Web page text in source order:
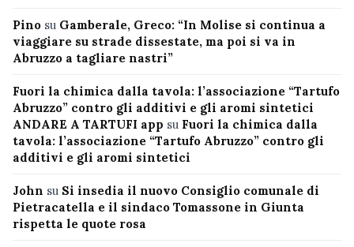
Pino su Gamberale, Greco: “In Molise si continua a
viaggiare su strade dissestate, ma poi si va in
Abruzzo a tagliare nastri”
Fuori la chimica dalla tavola: l’associazione “Tartufo
Abruzzo” contro gli additivi e gli aromi sintetici
ANDARE A TARTUFI app su Fuori la chimica dalla
tavola: l’associazione “Tartufo Abruzzo” contro gli
additivi e gli aromi sintetici
John su Si insedia il nuovo Consiglio comunale di
Pietracatella e il sindaco Tomassone in Giunta
rispetta le quote rosa